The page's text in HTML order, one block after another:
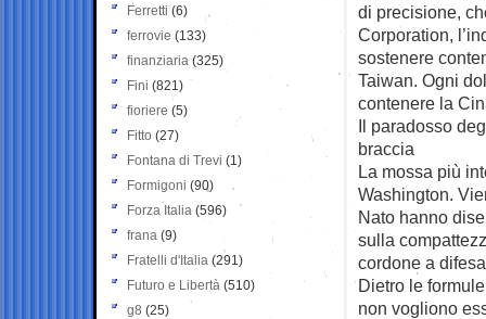
di precisione,
Corporation,
sostenere
Taiwan. Ogni
contenere la
Il paradosso
braccia
La mossa più
Washington.
Nato hanno
sulla
cordone a
Dietro le
non vogliono
Ferretti (6)
ferrovie (133)
finanziaria (325)
Fini (821)
fioriere (5)
Fitto (27)
Fontana di Trevi (1)
Formigoni (90)
Forza Italia (596)
frana (9)
Fratelli d'Italia (291)
Futuro e Libertà (510)
g8 (25)